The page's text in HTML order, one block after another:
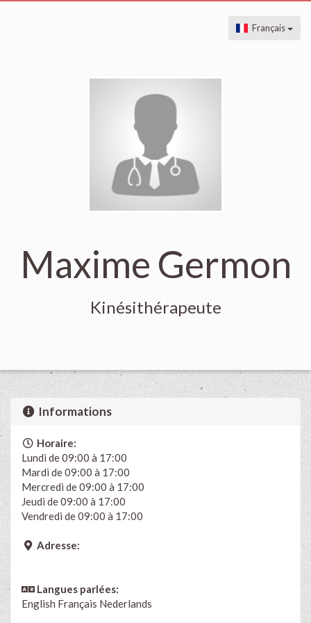
Français
Maxime Germon
Kinésithérapeute
Informations
Horaire:
Lundi de 09:00 à 17:00
Mardi de 09:00 à 17:00
Mercredi de 09:00 à 17:00
Jeudi de 09:00 à 17:00
Vendredi de 09:00 à 17:00
Adresse:
Langues parlées:
English Français Nederlands